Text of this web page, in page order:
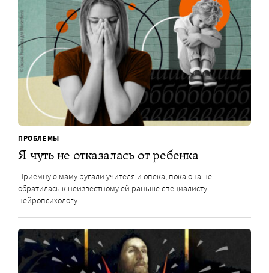
ПРОБЛЕМЫ
Я чуть не отказалась от ребенка
Приемную маму ругали учителя и опека, пока она не
обратилась к неизвестному ей раньше специалисту –
нейропсихологу